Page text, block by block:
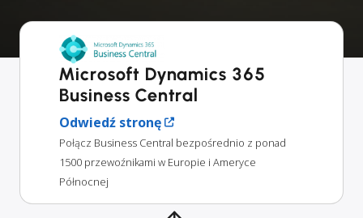
Microsoft Dynamics 365
Business Central
Odwiedź stronę
Połącz Business Central bezpośrednio z ponad
1500 przewoźnikami w Europie i Ameryce
Północnej